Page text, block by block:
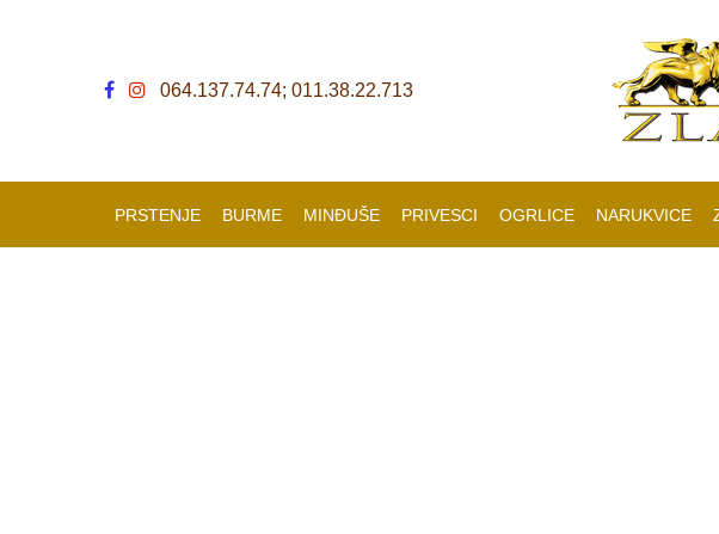
064.137.74.74; 011.38.22.713
PRSTENJE BURME MINĐUŠE PRIVESCI OGRLICE NARUKVICE